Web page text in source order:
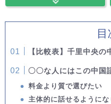
目
【比較表】千里中央の
〇〇な人にはこの中国
料金より質で選びたい
主体的に話せるようにな